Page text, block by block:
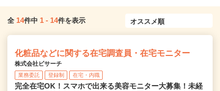
全 14件中 1 - 14件を表示
化粧品などに関する在宅調査員・在宅モニター
株式会社ビサーチ
業務委託 登録制 在宅・内職
完全在宅OK！スマホで出来る美容モニター大募集！未経